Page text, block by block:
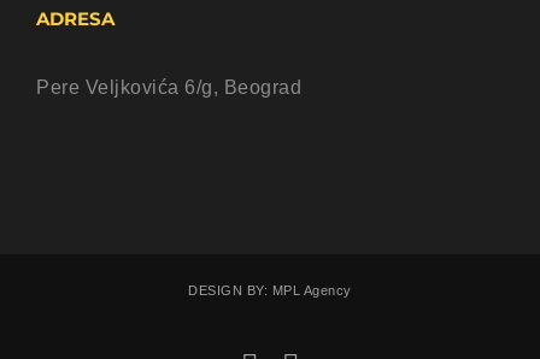
ADRESA
Pere Veljkovića 6/g, Beograd
DESIGN BY: MPL Agency